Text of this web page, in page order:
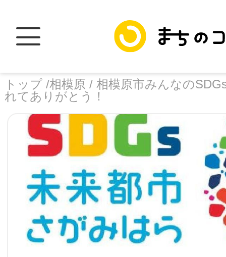
トップ /相模原 / 相模原市みんなの
れてありがとう！
facebook
X
LINE
トップ
加盟スポットに